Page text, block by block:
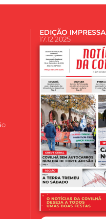
EDIÇÃO IMPRESSA
17.12.2025